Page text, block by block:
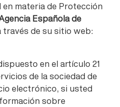
materia de Protección
Española de
través de su sitio web:
en el artículo 21
de la sociedad de
electrónico, si usted
sobre